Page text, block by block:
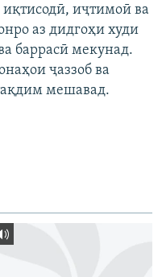
иҷтимоӣ ва
аз дидгоҳи худи
баррасӣ мекунад.
ҷаззоб ва
мешавад.